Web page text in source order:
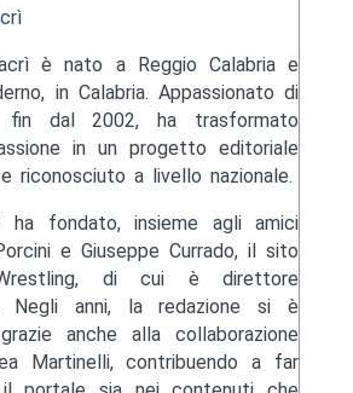
è nato a Reggio Calabria e
in Calabria. Appassionato di
fin dal 2002, ha trasformato
in un progetto editoriale
riconosciuto a livello nazionale.
ha fondato, insieme agli amici
e Giuseppe Currado, il sito
di cui è direttore
Negli anni, la redazione si è
anche alla collaborazione
Martinelli, contribuendo a far